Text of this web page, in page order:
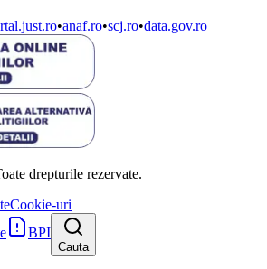
•anaf.ro•scj.ro•data.gov.ro
drepturile rezervate.
Cookie-uri
BPI
Cauta